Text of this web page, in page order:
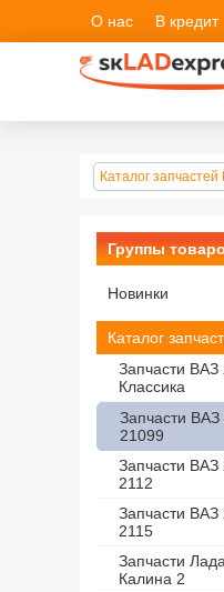
О нас В кредит
Каталог
Группы
Новинки
Каталог
Запчасти ВАЗ
Классика
Запчасти ВАЗ
21099
Запчасти ВАЗ
2112
Запчасти ВАЗ
2115
Запчасти
Калина 2